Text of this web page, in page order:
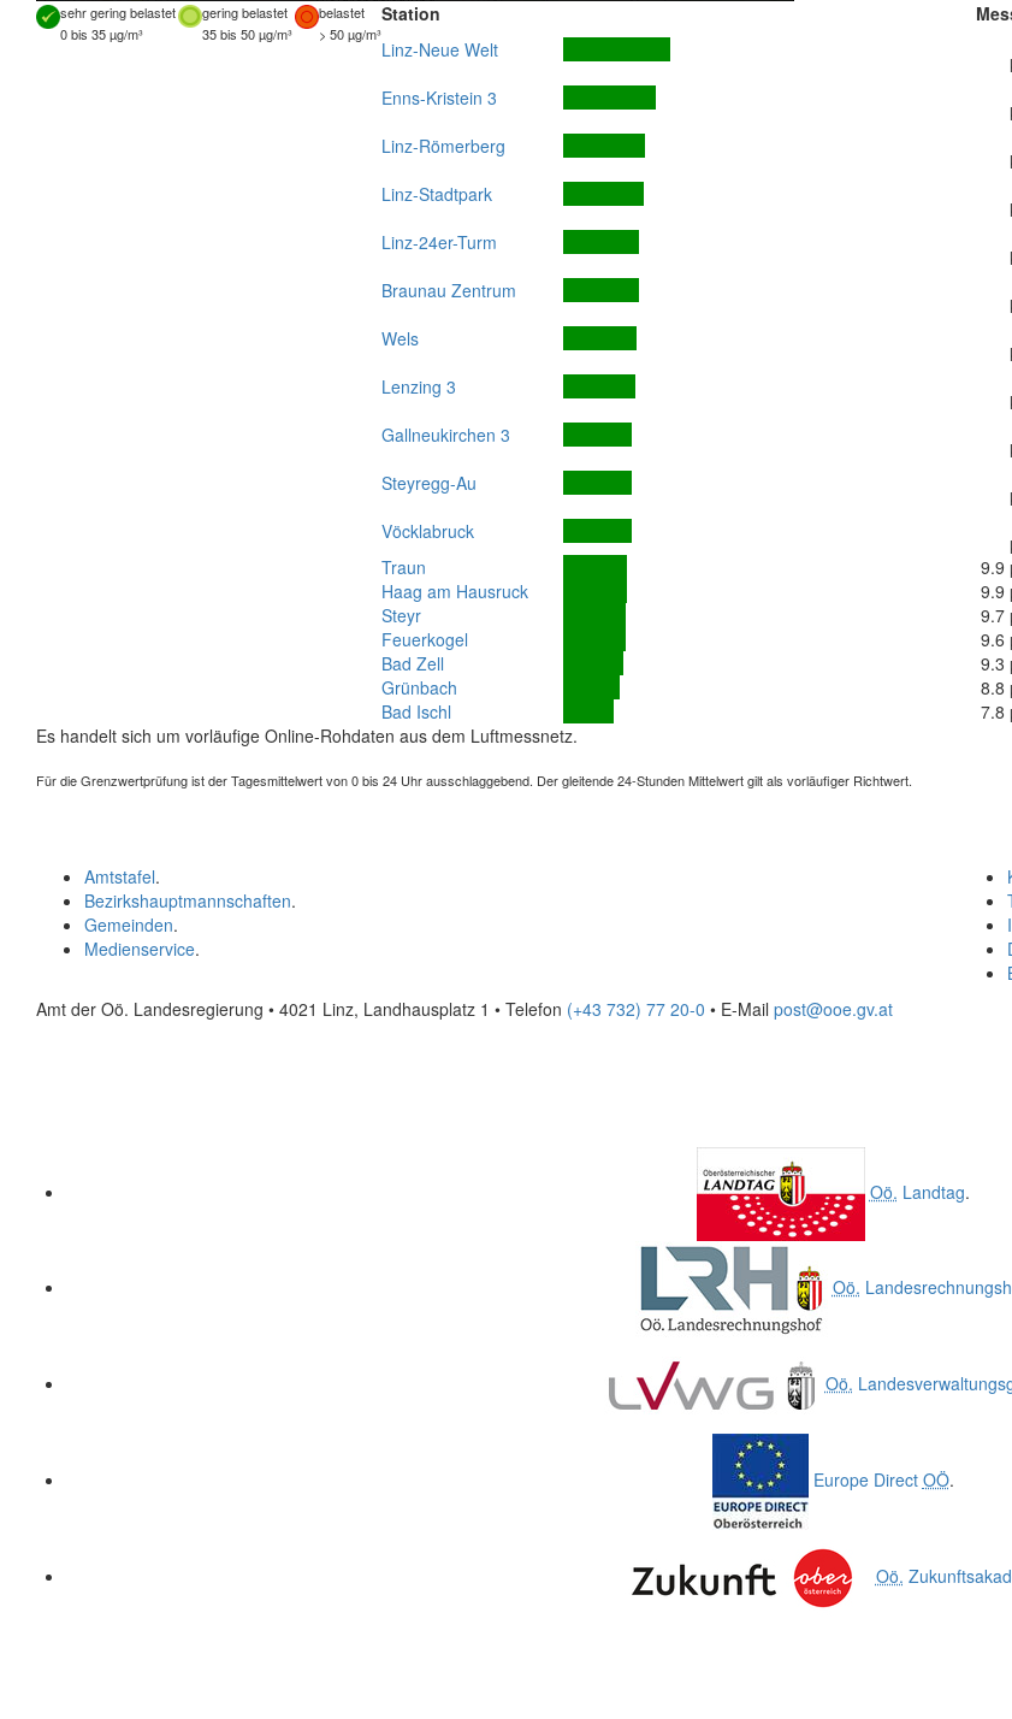
sehr gering belastet gering belastet
belastet
0 bis 35 µg/m³
35 bis 50 µg/m³ > 50 µg/m³
Station
Linz-Neue Welt
Enns-Kristein 3
Linz-Römerberg
Linz-Stadtpark
Linz-24er-Turm
Braunau Zentrum
Wels
Lenzing 3
Gallneukirchen 3
Steyregg-Au
Vöcklabruck
Traun
9.9
Haag am Hausruck
9.9
Steyr
9.7
Feuerkogel
9.6
Bad Zell
9.3
Grünbach
8.8
Bad Ischl
7.8
Es handelt sich um vorläufige Online-Rohdaten aus dem Luftmessnetz.
Für die Grenzwertprüfung ist der Tagesmittelwert von 0 bis 24 Uhr ausschlaggebend. Der gleitende 24-Stunden Mittelwert gilt als vorläufiger Richtwert.
Amtstafel.
Bezirkshauptmannschaften.
Gemeinden.
Medienservice.
Amt der Oö. Landesregierung • 4021 Linz, Landhausplatz 1 • Telefon (+43 732) 77 20-0 • E-Mail post@ooe.gv.at
Oö. Landtag.
Oö.
Oö.
Europe Direct OÖ.
Oö.